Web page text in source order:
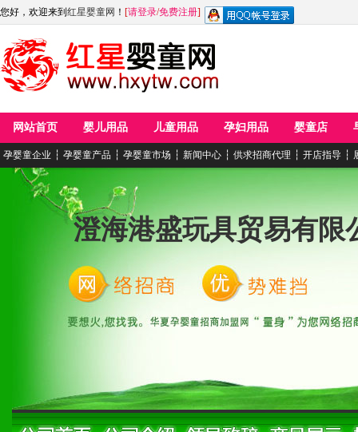
您好，欢迎来到 红星婴童网 ！ [请登录/免费注册]
网站首页 婴儿用品 儿童用品 孕妇用品 婴童店
孕婴童企业 ┆ 孕婴童产品 ┆ 孕婴童市场 ┆ 新闻中心 ┆ 供求招商代理 ┆ 开店指导 ┆
澄海港盛玩具贸易有限